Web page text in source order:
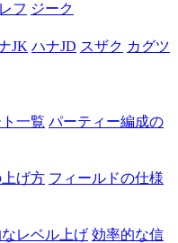
フ ジーク
JK ハナJD スザク カグツ
一覧 パーティー編成の
げ方 フィールドの仕様
レベル上げ 効率的な信